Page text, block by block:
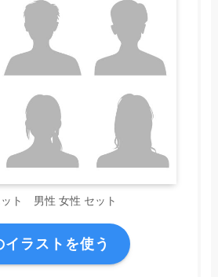
ット 男性 女性 セット
イラストを使う